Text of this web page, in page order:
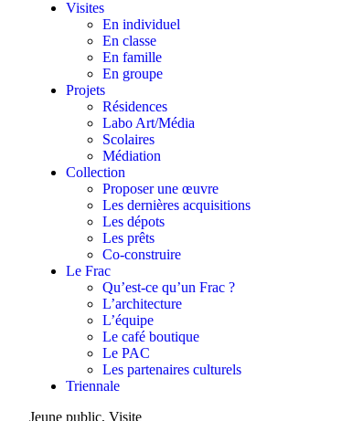
Visites
En individuel
En classe
En famille
En groupe
Projets
Résidences
Labo Art/Média
Scolaires
Médiation
Collection
Proposer une œuvre
Les dernières acquisitions
Les dépots
Les prêts
Co-construire
Le Frac
Qu’est-ce qu’un Frac ?
L’architecture
L’équipe
Le café boutique
Le PAC
Les partenaires culturels
Triennale
Jeune public, Visite